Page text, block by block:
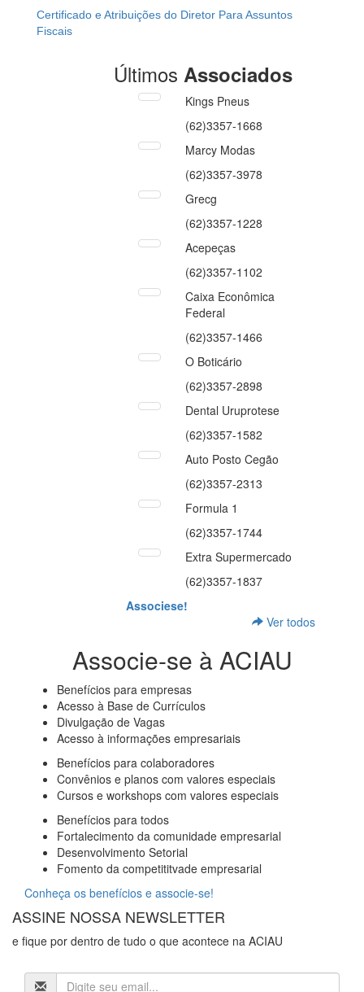
Certificado e Atribuições do Diretor Para Assuntos
Fiscais
Últimos Associados
Kings Pneus
(62)3357-1668
Marcy Modas
(62)3357-3978
Grecg
(62)3357-1228
Acepeças
(62)3357-1102
Caixa Econômica
Federal
(62)3357-1466
O Boticário
(62)3357-2898
Dental Uruprotese
(62)3357-1582
Auto Posto Cegão
(62)3357-2313
Formula 1
(62)3357-1744
Extra Supermercado
(62)3357-1837
Associese!
Ver todos
Associe-se à ACIAU
Benefícios para empresas
Acesso à Base de Currículos
Divulgação de Vagas
Acesso à informações empresariais
Benefícios para colaboradores
Convênios e planos com valores especiais
Cursos e workshops com valores especiais
Benefícios para todos
Fortalecimento da comunidade empresarial
Desenvolvimento Setorial
Fomento da competititvade empresarial
Conheça os benefícios e associe-se!
ASSINE NOSSA NEWSLETTER
e fique por dentro de tudo o que acontece na ACIAU